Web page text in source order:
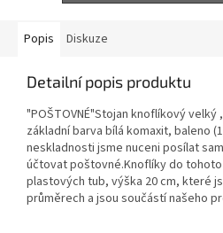
Popis Diskuze
Detailní popis produktu
"POŠTOVNÉ"Stojan knoflíkový velký
základní barva bílá komaxit, baleno
neskladnosti jsme nuceni posílat
účtovat poštovné.Knoflíky do
plastových tub, výška 20 cm, které
průměrech a jsou součástí našeho